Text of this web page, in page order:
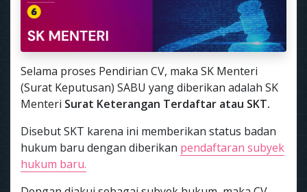
Selama proses Pendirian CV, maka SK Menteri
(Surat Keputusan) SABU yang diberikan adalah SK
Menteri Surat Keterangan Terdaftar atau SKT.
Disebut SKT karena ini memberikan status badan
hukum baru dengan diberikan pendaftaran subyek
hukum baru.